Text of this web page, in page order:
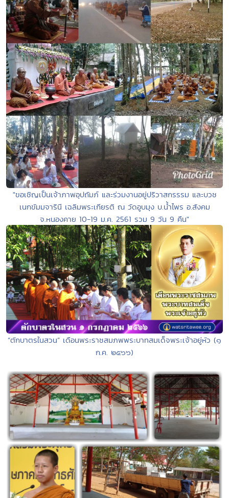
"ขอเชิญเป็นเจ้าภาพอุปถัมภ์ และร่วมงานอยู่ปริวาสกรรรม และบวช
เนกขัมมจารินี เฉลิมพระเกียรติ ณ วัดอูบมุง บ.น้ำไพร อ.สังคม
จ.หนองคาย 10-19 ม.ค. 2561 รวม 9 วัน 9 คืน"
“ตักบาตรในสวน” เดือนพระราชสมภพพระบาทสมเด็จพระเจ้าอยู่หัว (๑
ก.ค. ๒๕๖๖)